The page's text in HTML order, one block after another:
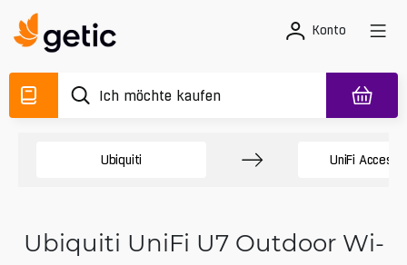
Konto
Ubiquiti UniFi Access
Ubiquiti UniFi U7 Outdoor Wi-